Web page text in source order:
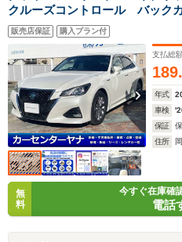
クルーズコントロール バッ
イール オートライト HID
マートキー アイドリングスト
盗難防止システム パワーシー
販売店保証 購入プラン付
支払総額
189.
年式
車検
保証
住所
無
料
今すぐ在庫確
電話